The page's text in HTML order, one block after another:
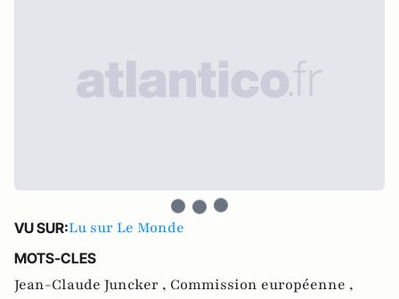
VU SUR:Lu sur Le Monde
MOTS-CLES
Jean-Claude Juncker , Commission européenne ,